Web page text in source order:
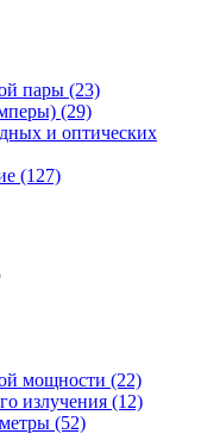
пары (23)
(29)
и оптических
(127)
мощности (22)
излучения (12)
(52)